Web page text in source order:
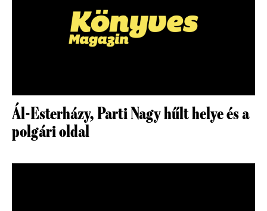
Ál-Esterházy, Parti Nagy hűlt helye és a
polgári oldal